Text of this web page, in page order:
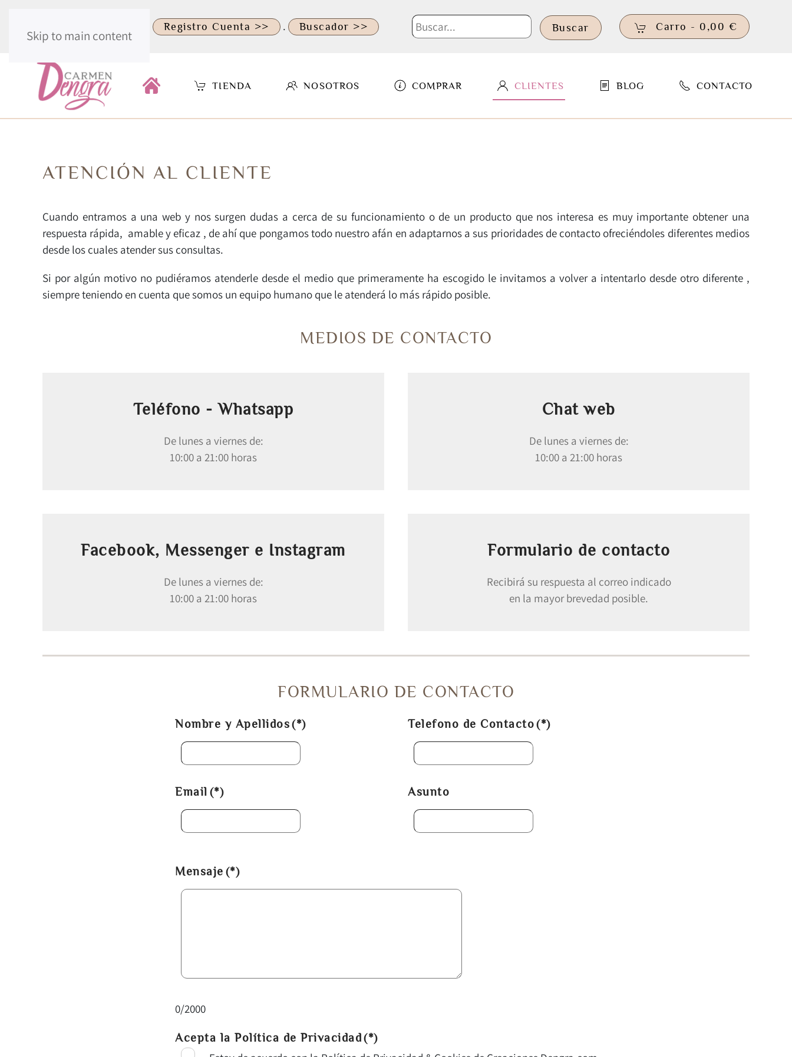
Skip to main content
Registro Cuenta >> . Buscador >> Buscar Carro - 0,00 €
TIENDA NOSOTROS COMPRAR CLIENTES BLOG CONTACTO
ATENCIÓN AL CLIENTE
Cuando entramos a una web y nos surgen dudas a cerca de su funcionamiento o de un producto que nos interesa es muy importante obtener una
respuesta rápida, amable y eficaz , de ahí que pongamos todo nuestro afán en adaptarnos a sus prioridades de contacto ofreciéndoles diferentes medios
desde los cuales atender sus consultas.
Si por algún motivo no pudiéramos atenderle desde el medio que primeramente ha escogido le invitamos a volver a intentarlo desde otro diferente ,
siempre teniendo en cuenta que somos un equipo humano que le atenderá lo más rápido posible.
MEDIOS DE CONTACTO
Teléfono - Whatsapp
De lunes a viernes de:
10:00 a 21:00 horas
Chat web
De lunes a viernes de:
10:00 a 21:00 horas
Facebook, Messenger e Instagram
De lunes a viernes de:
10:00 a 21:00 horas
Formulario de contacto
Recibirá su respuesta al correo indicado
en la mayor brevedad posible.
FORMULARIO DE CONTACTO
Nombre y Apellidos(*)
Email (*)
Telefono de Contacto(*)
Asunto
Mensaje (*)
0/2000
Acepta la Política de Privacidad(*)